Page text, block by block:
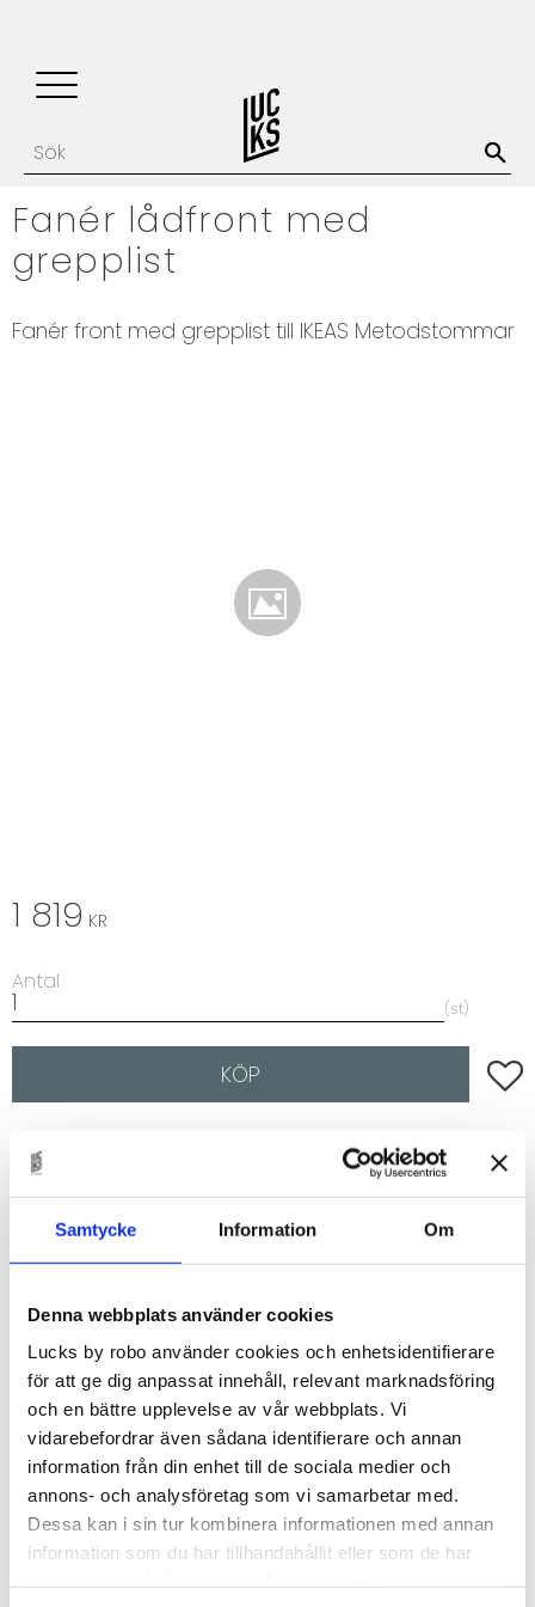
Samtycke Information Om
Denna webbplats använder cookies
Lucks by robo använder cookies och enhetsidentifierare
för att ge dig anpassat innehåll, relevant marknadsföring
och en bättre upplevelse av vår webbplats. Vi
vidarebefordrar även sådana identifierare och annan
information från din enhet till de sociala medier och
annons- och analysföretag som vi samarbetar med.
Dessa kan i sin tur kombinera informationen med annan
information som du har tillhandahållit eller som de har
Fanér lådfront med
grepplist
Fanér front med grepplist till IKEAS Metodstommar
1 819 KR
Antal
st
KÖP
Lagerstatus
Beställningsvara.Leveranstid 6-
9 veckor
Artikelnr
FANERGRE80x20
Fanér fronter som passar till IKEAs Maximera lådor i
Val av faner
Du kan välja i mellan:
- White Ash
- Soaped Oak
- True Oak
- Tanned Oak
- True Elm